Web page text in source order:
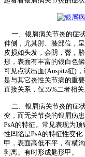
一、银屑病关节炎的症
伸侧，尤其肘、膝部位，
皮损如头发，会阴，臀，
形，表面有丰富的银白色
可见点状出血(Auspitz征)
是与其它炎性关节病的重
直接关系，仅35%二者相关
二、银屑病关节炎的症
变，而无关节炎的银屑病
PsA的特征。常见表现为
性凹陷是PsA的特征性变
甲，表面高低不平，有横
剥离。有时形成匙形甲。